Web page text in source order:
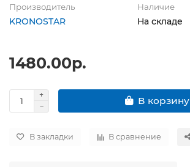
Производитель
KRONOSTAR
Наличие
На складе
1480.00р.
В корзину
В закладки В сравнение